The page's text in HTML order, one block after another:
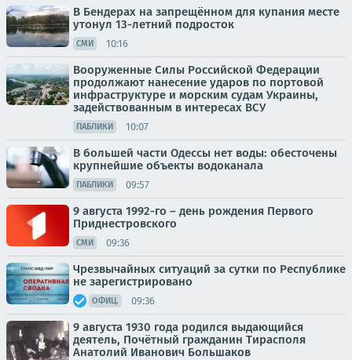
В Бендерах на запрещённом для купания месте
утонул 13-летний подросток
СМИ 10:16
Вооруженные Силы Российской Федерации
продолжают нанесение ударов по портовой
инфраструктуре и морским судам Украины,
задействованным в интересах ВСУ
ПАБЛИКИ 10:07
В большей части Одессы нет воды: обесточены
крупнейшие объекты водоканала
ПАБЛИКИ 09:57
9 августа 1992-го – день рождения Первого
Приднестровского
СМИ 09:36
Чрезвычайных ситуаций за сутки по Республике
не зарегистрировано
ОФИЦ. 09:36
9 августа 1930 года родился выдающийся
деятель, Почётный гражданин Тирасполя
Анатолий Иванович Большаков